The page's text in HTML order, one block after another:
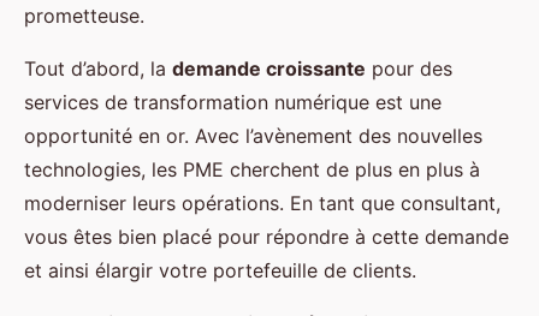
prometteuse.
Tout d’abord, la demande croissante pour des
services de transformation numérique est une
opportunité en or. Avec l’avènement des nouvelles
technologies, les PME cherchent de plus en plus à
moderniser leurs opérations. En tant que consultant,
vous êtes bien placé pour répondre à cette demande
et ainsi élargir votre portefeuille de clients.